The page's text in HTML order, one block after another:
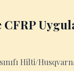
Hilti/